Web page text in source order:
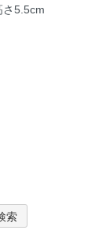
さ5.5cm
索